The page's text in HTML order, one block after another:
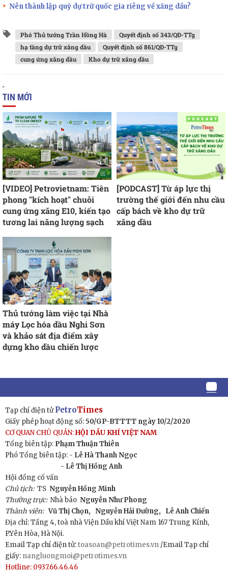
Nên thành lập quỹ dự trữ quốc gia riêng về xăng dầu?
Phó Thủ tướng Trần Hồng Hà
Quyết định số 343/QĐ-TTg
hạ tầng dự trữ xăng dầu
Quyết định số 861/QĐ-TTg
cung ứng xăng dầu
Kho dự trữ xăng dầu
TIN MỚI
[VIDEO] Petrovietnam: Tiên
phong "kích hoạt" chuỗi
cung ứng xăng E10, kiến tạo
tương lai năng lượng sạch
[PODCAST] Từ áp lực thị
trường thế giới đến nhu cầu
cấp bách về kho dự trữ
xăng dầu
Thủ tướng làm việc tại Nhà
máy Lọc hóa dầu Nghi Sơn
và khảo sát địa điểm xây
dựng kho dầu chiến lược
Tạp chí điện tửPetroTimes
Giấy phép hoạt động số: 50/GP-BTTTT ngày 10/2/2020
CƠ QUAN CHỦ QUẢN:HỘI DẦU KHÍ VIỆT NAM
Tổng biên tập: Phạm Thuận Thiên
Phó Tổng biên tập: - Lê Hà Thanh Ngọc
- Lê Thị Hồng Anh
Hội đồng cố vấn
Chủ tịch:TS Nguyễn Hồng Minh
Thường trực: Nhà báo Nguyễn Như Phong
Thành viên: Vũ Thị Chọn, Nguyễn Hải Đường,
Lê Anh Chiến
Địa chỉ: Tầng 4, toà nhà Viện Dầu khí Việt Nam 167 Trung Kính,
P.Yên Hòa, Hà Nội.
Email Tạp chí điện tử:toasoan@petrotimes.vn/Email Tạp chí
giấy: nangluongmoi@petrotimes.vn
Hotline: 0937.66.46.46